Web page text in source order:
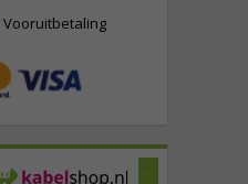
Vooruitbetaling